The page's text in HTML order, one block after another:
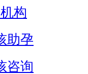
构
助孕
咨询